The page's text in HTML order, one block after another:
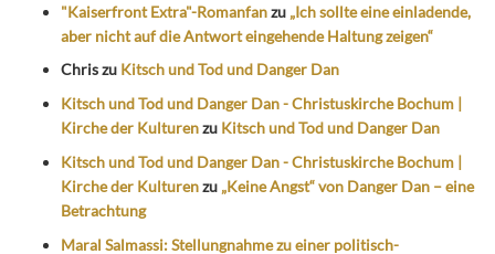
"Kaiserfront Extra"-Romanfanzu „Ich sollte eine einladende,
aber nicht auf die Antwort eingehende Haltung zeigen“
Chriszu Kitsch und Tod und Danger Dan
Kitsch und Tod und Danger Dan - Christuskirche Bochum |
Kirche der Kulturenzu Kitsch und Tod und Danger Dan
Kitsch und Tod und Danger Dan - Christuskirche Bochum |
Kirche der Kulturenzu „Keine Angst“ von Danger Dan – eine
Betrachtung
Maral Salmassi: Stellungnahme zu einer politisch-